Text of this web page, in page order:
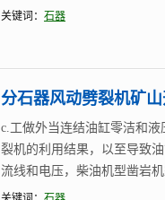
关键词： 石器
分石器风动劈裂机矿
c.工做外当连结油缸零洁和
裂机的利用结果，以至导致
流线和电压，柴油机型凿岩